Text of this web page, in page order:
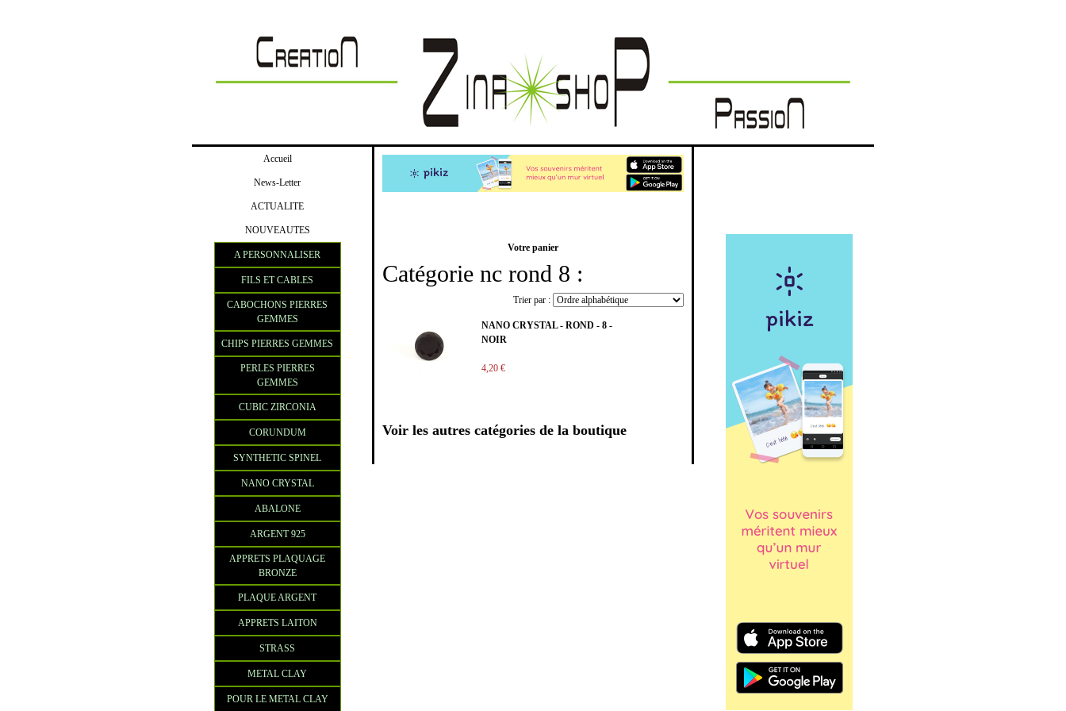
Accueil
News-Letter
ACTUALITE
NOUVEAUTES
A PERSONNALISER
FILS ET CABLES
CABOCHONS PIERRES
GEMMES
CHIPS PIERRES GEMMES
PERLES PIERRES
GEMMES
CUBIC ZIRCONIA
CORUNDUM
SYNTHETIC SPINEL
NANO CRYSTAL
ABALONE
ARGENT 925
APPRETS PLAQUAGE
BRONZE
PLAQUE ARGENT
APPRETS LAITON
STRASS
METAL CLAY
POUR LE METAL CLAY
Votre panier
Catégorie nc rond 8 :
Trier par :
NANO CRYSTAL - ROND - 8 -
NOIR
4,20 €
Voir les autres catégories de la boutique